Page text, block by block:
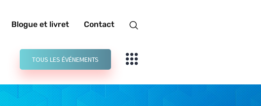
Blogue et livret Contact
TOUS LES ÉVÉNEMENTS